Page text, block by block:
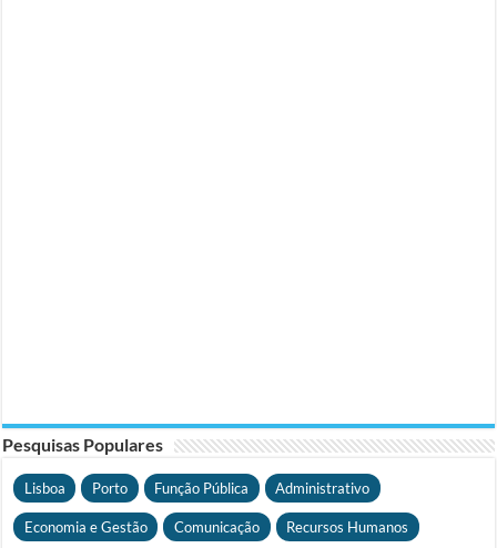
Pesquisas Populares
Lisboa Porto Função Pública Administrativo
Economia e Gestão Comunicação Recursos Humanos